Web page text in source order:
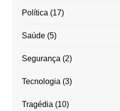
Política (17)
Saúde(5)
Segurança (2)
Tecnologia (3)
Tragédia (10)